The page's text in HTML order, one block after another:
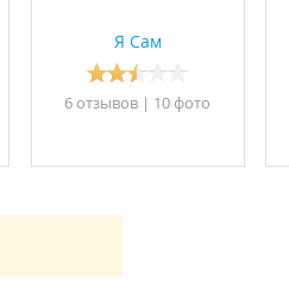
Я Сам
6 отзывов | 10 фото